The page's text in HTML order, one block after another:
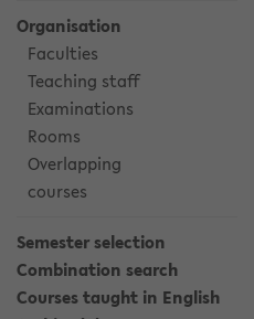
Organisation
Faculties
Teaching staff
Examinations
Rooms
Overlapping
courses
Semester selection
Combination search
Courses taught in English